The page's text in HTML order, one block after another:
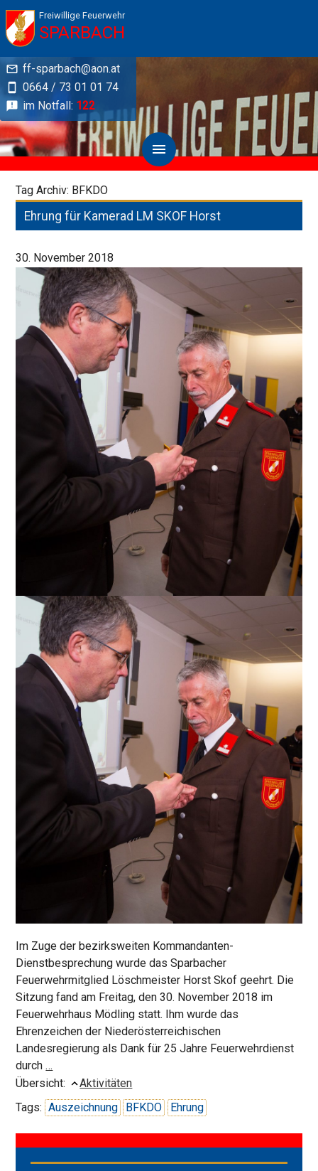
Freiwillige Feuerwehr
SPARBACH
ff-sparbach@aon.at
0664 / 73 01 01 74
im Notfall: 122
Tag Archiv: BFKDO
Ehrung für Kamerad LM SKOF Horst
30. November 2018
Im Zuge der bezirksweiten Kommandanten-
Dienstbesprechung wurde das Sparbacher
Feuerwehrmitglied Löschmeister Horst Skof geehrt. Die
Sitzung fand am Freitag, den 30. November 2018 im
Feuerwehrhaus Mödling statt. Ihm wurde das
Ehrenzeichen der Niederösterreichischen
Landesregierung als Dank für 25 Jahre Feuerwehrdienst
durch…
für
Kamerad
LM
SKOF
Horst
Übersicht:
Aktivitäten
Tags: Auszeichnung BFKDO Ehrung